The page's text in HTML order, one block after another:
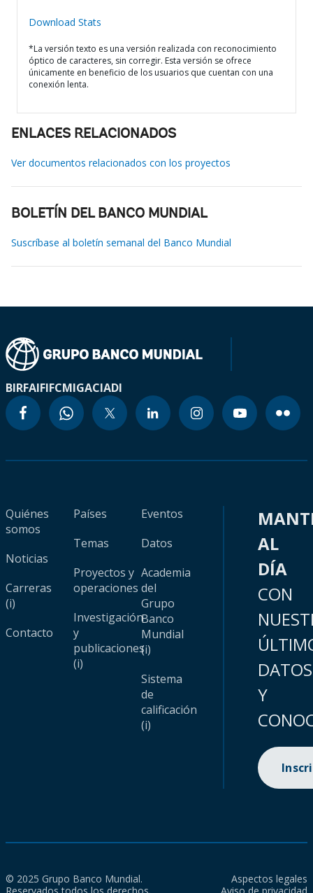
Download Stats
*La versión texto es una versión realizada con reconocimiento
óptico de caracteres, sin corregir. Esta versión se ofrece
únicamente en beneficio de los usuarios que cuentan con una
conexión lenta.
ENLACES RELACIONADOS
Ver documentos relacionados con los proyectos
BOLETÍN DEL BANCO MUNDIAL
Suscríbase al boletín semanal del Banco Mundial
BIRFAIFIFCMIGACIADI
Quiénes
somos
Noticias
Carreras
(i)
Contacto
Países
Temas
Proyectos y
operaciones
Investigación
y
publicaciones
(i)
Eventos
Datos
Academia
del
Grupo
Banco
Mundial
(i)
Sistema
de
calificación
(i)
AL
DÍA
CON
DATOS
Y
© 2025 Grupo Banco Mundial.
Aspectos legales